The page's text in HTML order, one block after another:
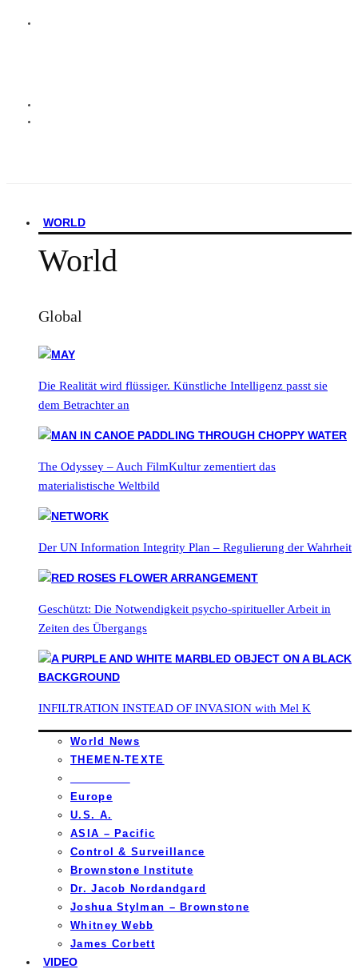
WORLD
World
Global
Die Realität wird flüssiger. Künstliche Intelligenz passt sie
dem Betrachter an
The Odyssey – Auch FilmKultur zementiert das
materialistische Weltbild
Der UN Information Integrity Plan – Regulierung der Wahrheit
Geschützt: Die Notwendigkeit psycho-spiritueller Arbeit in
Zeiten des Übergangs
INFILTRATION INSTEAD OF INVASION with Mel K
World News
THEMEN-TEXTE
Europe
U.S. A.
ASIA – Pacific
Control & Surveillance
Brownstone Institute
Dr. Jacob Nordandgard
Joshua Stylman – Brownstone
Whitney Webb
James Corbett
VIDEO